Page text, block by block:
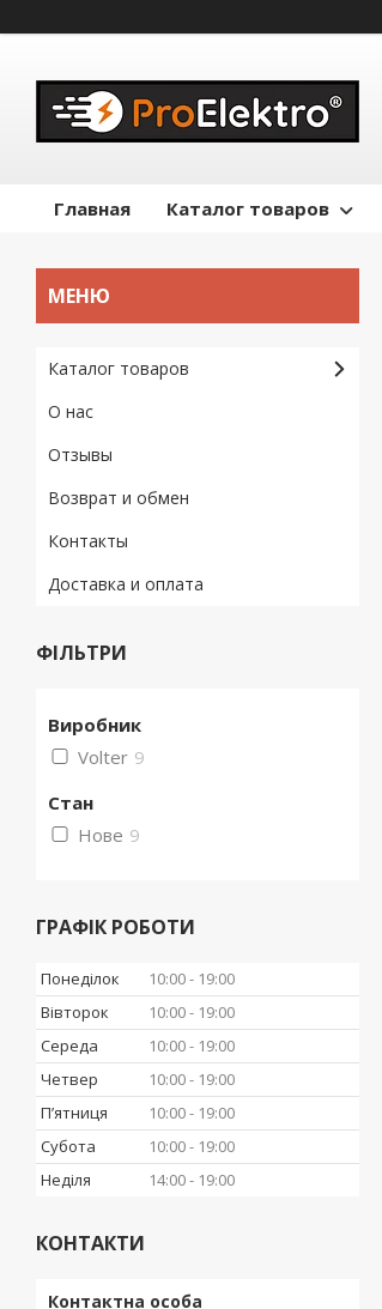
Главная Каталог товаров
Каталог товаров
О нас
Отзывы
Возврат и обмен
Контакты
Доставка и оплата
ФІЛЬТРИ
Виробник
Volter 9
Стан
Нове 9
ГРАФІК РОБОТИ
Понеділок 10:00
19:00
Вівторок
10:00
19:00
Середа
10:00
19:00
Четвер
10:00
19:00
Пʼятниця
10:00
19:00
Субота
10:00
19:00
Неділя
14:00 19:00
КОНТАКТИ